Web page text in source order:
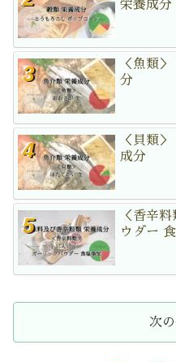
栄養成分
＜魚類
分
＜貝類
成分
＜香辛
ウダー
次